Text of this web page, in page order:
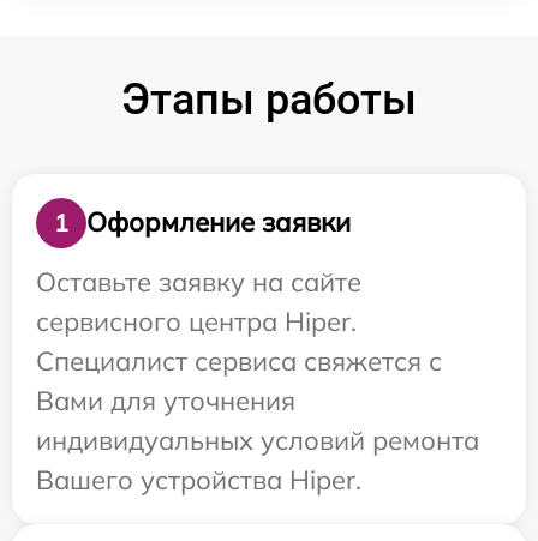
Этапы работы
1
Оформление заявки
Оставьте заявку на сайте
сервисного центра Hiper.
Специалист сервиса свяжется с
Вами для уточнения
индивидуальных условий ремонта
Вашего устройства Hiper.